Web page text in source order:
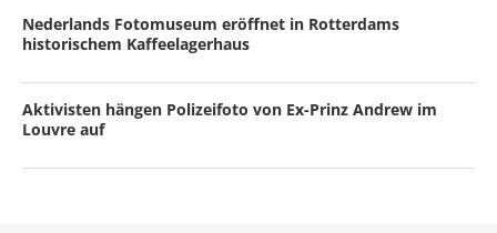
Nederlands Fotomuseum eröffnet in Rotterdams
historischem Kaffeelagerhaus
Aktivisten hängen Polizeifoto von Ex-Prinz Andrew im
Louvre auf